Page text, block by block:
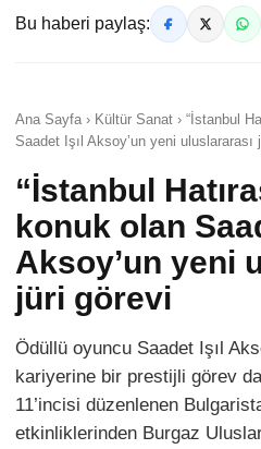
Bu haberi paylaş:
Ana Sayfa › Kültür Sanat › “İstanbul
Saadet Işıl Aksoy’un yeni uluslararası
“İstanbul
konuk olan
Aksoy’un yeni
jüri görevi
Ödüllü oyuncu Saadet Işıl
kariyerine bir prestijli görev
11’incisi düzenlenen
etkinliklerinden Burgaz